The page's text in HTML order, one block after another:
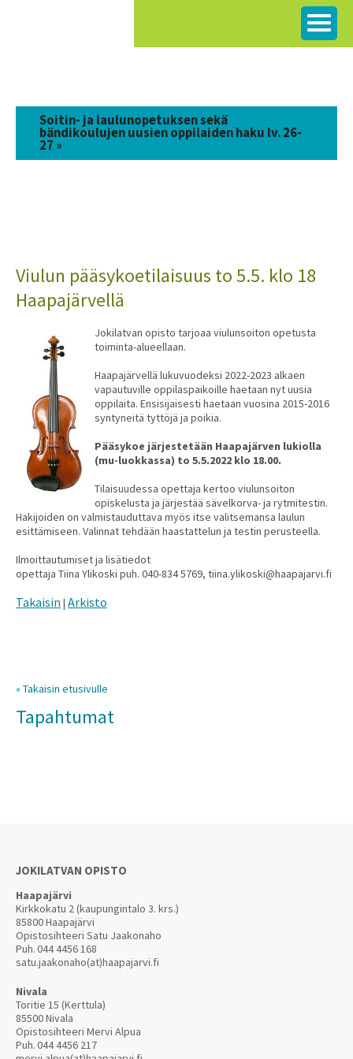
Soitin- ja laulunopetuksen sekä
bändikoulujen uusien oppilaiden haku lv. 26-
27 »
Viulun pääsykoetilaisuus to 5.5. klo 18
Haapajärvellä
Jokilatvan opisto tarjoaa viulunsoiton opetusta
toiminta-alueellaan.
Haapajärvellä lukuvuodeksi 2022-2023 alkaen
vapautuville oppilaspaikoille haetaan nyt uusia
oppilaita. Ensisijaisesti haetaan vuosina 2015-2016
syntyneitä tyttöjä ja poikia.
Pääsykoe järjestetään Haapajärven lukiolla
(mu-luokkassa) to 5.5.2022 klo 18.00.
Tilaisuudessa opettaja kertoo viulunsoiton
opiskelusta ja järjestää sävelkorva- ja rytmitestin.
Hakijoiden on valmistauduttava myös itse valitsemansa laulun
esittämiseen. Valinnat tehdään haastattelun ja testin perusteella.
Ilmoittautumiset ja lisätiedot
opettaja Tiina Ylikoski puh. 040-834 5769, tiina.ylikoski@haapajarvi.fi
Takaisin | Arkisto
« Takaisin etusivulle
Tapahtumat
JOKILATVAN OPISTO
Haapajärvi
Kirkkokatu 2 (kaupungintalo 3. krs.)
85800 Haapajärvi
Opistosihteeri Satu Jaakonaho
Puh.044 4456 168
satu.jaakonaho(at)haapajarvi.fi
Nivala
Toritie 15 (Kerttula)
85500 Nivala
Opistosihteeri Mervi Alpua
Puh.044 4456 217